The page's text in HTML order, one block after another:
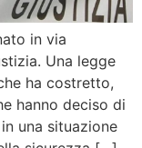
in via
Una legge
ha costretto,
hanno deciso di
una situazione